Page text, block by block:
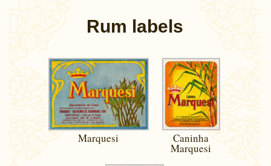
Rum labels
Marquesi Caninha
Marquesi